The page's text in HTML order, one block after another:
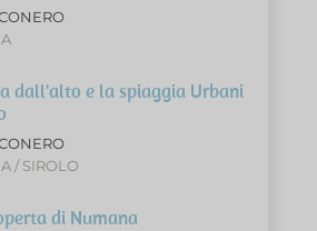
dall'alto e la spiaggia Urbani
/ SIROLO
di Numana